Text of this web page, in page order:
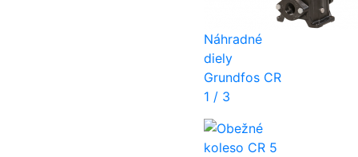
Náhradné
diely
Grundfos CR
1 / 3